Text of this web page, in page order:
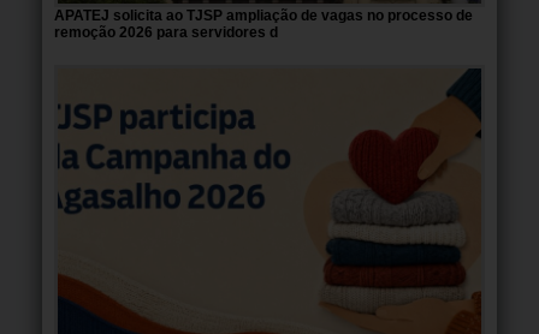
APATEJ solicita ao TJSP ampliação de vagas no processo de
remoção 2026 para servidores d